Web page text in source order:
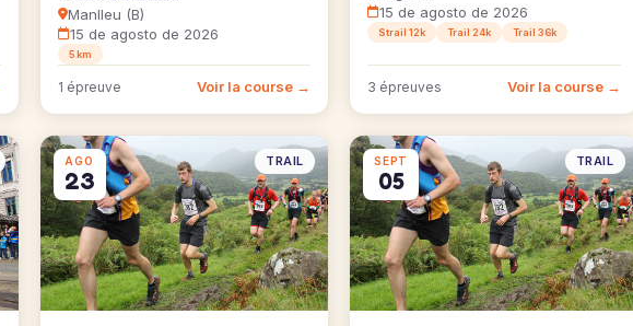
Manlleu (B)
15 de agosto de 2026
5 km
1 épreuve Voir la course →
15 de agosto de 2026
Strail 12k Trail 24k Trail 36k
3 épreuves Voir la course →
AGO
23
TRAIL SEPT
05
TRAIL